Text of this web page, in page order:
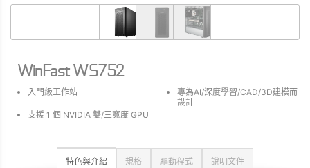
WinFast WS752
入門級工作站
專為AI/深度學習/CAD/3D建模而
設計
支援 1 個 NVIDIA 雙/三寬度 GPU
特色與介紹 規格 驅動程式 說明文件